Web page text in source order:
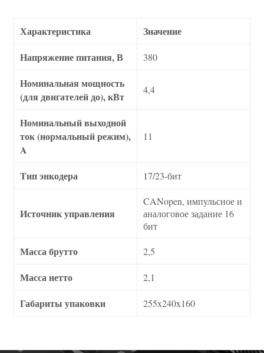
Характеристика
Значение
Напряжение питания, В
380
Номинальная мощность
(для двигателей до), кВт
4,4
Номинальный выходной
ток (нормальный режим),
A
11
Тип энкодера 17/23-бит
Источник управления
CANopen, импульсное и
аналоговое задание 16
бит
Масса брутто 2,5
Масса нетто 2,1
Габариты упаковки 255x240x160